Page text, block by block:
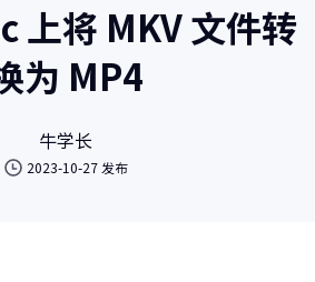
上将 MKV 文件转
为 MP4
牛学长
2023-10-27 发布